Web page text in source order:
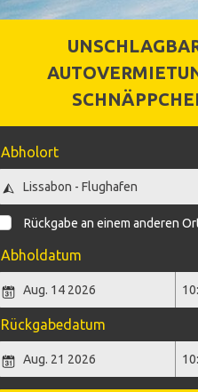
Abholort
Rückgabe an einem anderen
Abholdatum
Rückgabedatum